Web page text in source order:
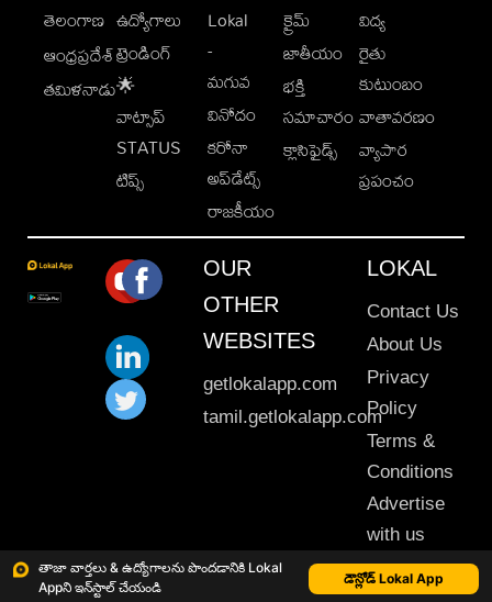
తాజా వార్తలు & ఉద్యోగాలను పొందడానికి Lokal
Appని ఇన్‌స్టాల్ చేయండి
డౌన్లోడ్ Lokal App
తెలంగాణ
ఆంధ్రప్రదేశ్
తమిళనాడు
ఉద్యోగాలు
ట్రెండింగ్
🌟
వాట్సాప్
STATUS
టిప్స్
Lokal
-
మగువ
వినోదం
కరోనా
అప్‌డేట్స్
రాజకీయం
క్రైమ్
జాతీయం
భక్తి
సమాచారం
క్లాసిఫైడ్స్
విద్య
రైతు
కుటుంబం
వాతావరణం
వ్యాపార
ప్రపంచం
OUR
OTHER
WEBSITES
getlokalapp.com
tamil.getlokalapp.com
LOKAL
Contact Us
About Us
Privacy
Policy
Terms &
Conditions
Advertise
with us
Sitemap
This material may not be published, transmitted, rewritten or redistributed. © 2020 Lokal App. All rights reserved.